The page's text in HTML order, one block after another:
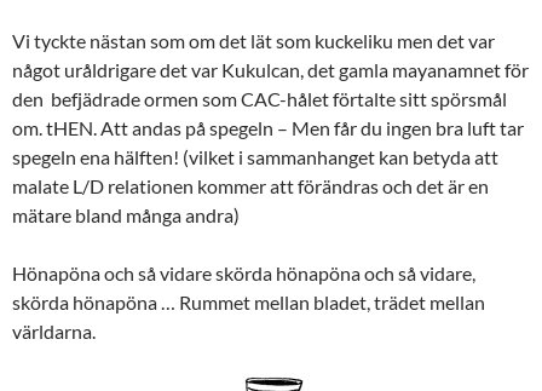
Vi tyckte nästan som om det lät som kuckeliku men det var
något uråldrigare det var Kukulcan, det gamla mayanamnet för
den befjädrade ormen som CAC-hålet förtalte sitt spörsmål
om. tHEN. Att andas på spegeln – Men får du ingen bra luft tar
spegeln ena hälften! (vilket i sammanhanget kan betyda att
malate L/D relationen kommer att förändras och det är en
mätare bland många andra)
Hönapöna och så vidare skörda hönapöna och så vidare,
skörda hönapöna … Rummet mellan bladet, trädet mellan
världarna.